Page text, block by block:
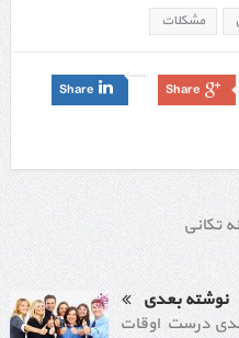
مشکلات
Share
Share
تکانی
نوشته بعدی
درست اوقات